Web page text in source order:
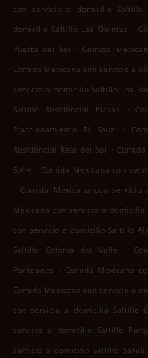
con servicio a domicilio Saltillo
domicilio Saltillo Las Quintas .
Puerta del Sol
. Comida
Comida Mexicana con servicio a
servicio a domicilio Saltillo Los
Saltillo Residencial Plazas
.
Fraccionamiento El Sauz
.
Residencial Real del Sol .
Sol 4 . Comida Mexicana con
. Comida Mexicana con
Mexicana con servicio a
con servicio a domicilio Saltillo
Saltillo Colonia del Valle
.
Panteones
. Comida Mexicana
Comida Mexicana con servicio a
con servicio a domicilio Saltillo
servicio a domicilio Saltillo
servicio a domicilio Saltillo